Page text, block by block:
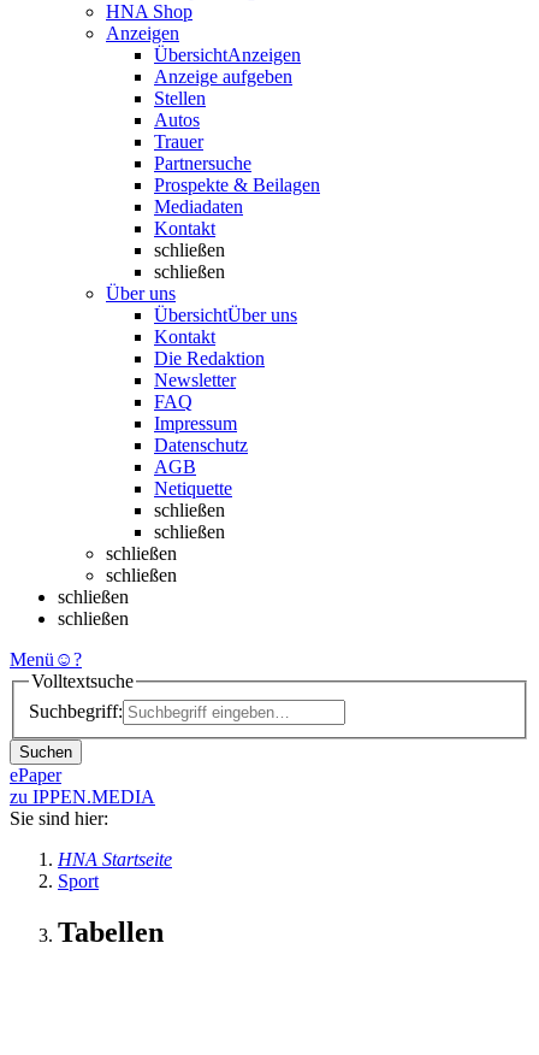
HNA Shop
Anzeigen
ÜbersichtAnzeigen
Anzeige aufgeben
Stellen
Autos
Trauer
Partnersuche
Prospekte & Beilagen
Mediadaten
Kontakt
schließen
schließen
Über uns
ÜbersichtÜber uns
Kontakt
Die Redaktion
Newsletter
FAQ
Impressum
Datenschutz
AGB
Netiquette
schließen
schließen
schließen
schließen
schließen
schließen
Menü ☺?
Volltextsuche
Suchbegriff:
Suchen
ePaper
zu IPPEN.MEDIA
Sie sind hier:
HNA Startseite
Sport
Tabellen